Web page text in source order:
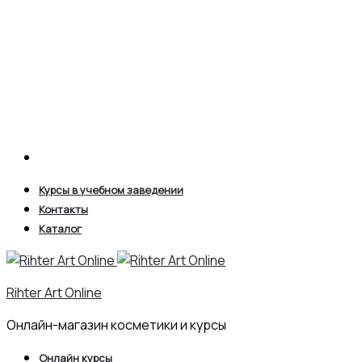
Курсы в учебном заведении
Контакты
Каталог
Rihter Art Online
Онлайн-магазин косметики и курсы
Онлайн курсы